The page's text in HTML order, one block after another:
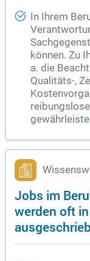
In Ihrem
können. Zu
a. die
Qualitäts-,
Jobs im
werden oft